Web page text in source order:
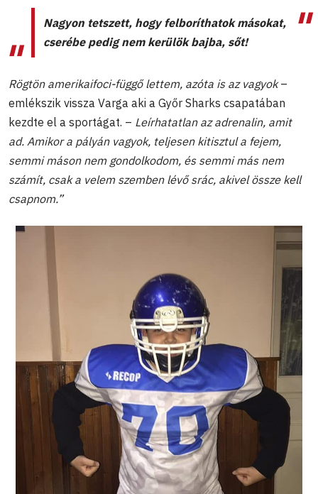
Nagyon tetszett, hogy felboríthatok másokat,
cserébe pedig nem kerülök bajba, sőt!
Rögtön amerikaifoci-függő lettem, azóta is az vagyok–
emlékszik vissza Varga aki a Győr Sharks csapatában
kezdte el a sportágat. – Leírhatatlan az adrenalin, amit
ad. Amikor a pályán vagyok, teljesen kitisztul a fejem,
semmi máson nem gondolkodom, és semmi más nem
számít, csak a velem szemben lévő srác, akivel össze kell
csapnom.”